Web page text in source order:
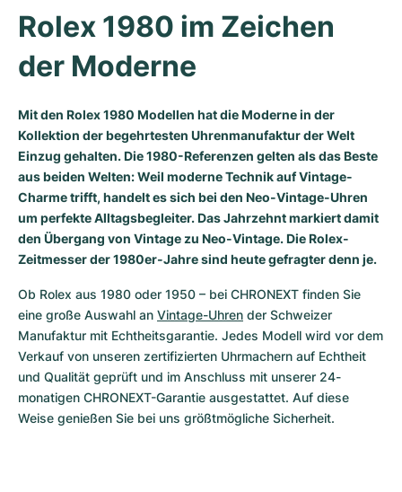
Milgauss
Oyster Perpetual
Yacht-Master
Yacht-Master II
Sea-Dweller
Sky-Dweller
Damenuhren
Ronde
Rotonde
Crash
Pasha
Tortue
Baignoire
Roadster
Gebraucht
Damenuhren
Professional
Bentley
Transocean
Cockpit
Chronospace
Super Avenger
Montbrillant
Gebraucht
Damenuhren
Formula 1
Grand Carrera
Gebraucht
Damenuhren
Portofino
Portugieser
Da Vinci
Aquatimer
Spitfire
GST
Gebraucht
Spirit of Big Bang
King Power
Gebraucht
Rolex 1980 im Zeichen
der Moderne
Mit den Rolex 1980 Modellen hat die Moderne in der
Kollektion der begehrtesten Uhrenmanufaktur der Welt
Einzug gehalten. Die 1980-Referenzen gelten als das Beste
aus beiden Welten: Weil moderne Technik auf Vintage-
Charme trifft, handelt es sich bei den Neo-Vintage-Uhren
um perfekte Alltagsbegleiter. Das Jahrzehnt markiert damit
den Übergang von Vintage zu Neo-Vintage. Die Rolex-
Zeitmesser der 1980er-Jahre sind heute gefragter denn je.
Ob Rolex aus 1980 oder 1950 – bei CHRONEXT finden Sie
eine große Auswahl an Vintage-Uhren der Schweizer
Manufaktur mit Echtheitsgarantie. Jedes Modell wird vor dem
Verkauf von unseren zertifizierten Uhrmachern auf Echtheit
und Qualität geprüft und im Anschluss mit unserer 24-
monatigen CHRONEXT-Garantie ausgestattet. Auf diese
Weise genießen Sie bei uns größtmögliche Sicherheit.